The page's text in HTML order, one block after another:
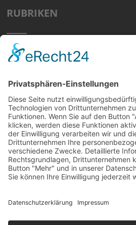
RUBRIKEN
Home
Tipps
Wissen
Strom Top30
F&A
News